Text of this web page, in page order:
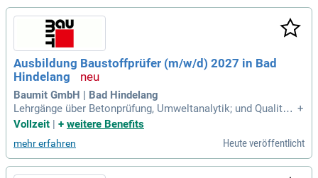
Ausbildung Baustoffprüfer (m/w/d) 2027 in Bad
Hindelang
Baumit GmbH | Bad Hindelang
Lehrgänge über Betonprüfung, Umweltanalytik; und Qualitäts
sicherung/-prüfung; Industriemeister Betonsteinindustrie
Ausbildungsjahr 1.019,78 €; 2. Ausbildungsjahr 1.220,65 €; 3.
+
Vollzeit
+ weitere Benefits
mehr erfahren Heute veröffentlicht